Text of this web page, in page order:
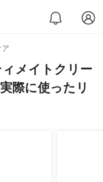
メイトクリー
際に使ったリ